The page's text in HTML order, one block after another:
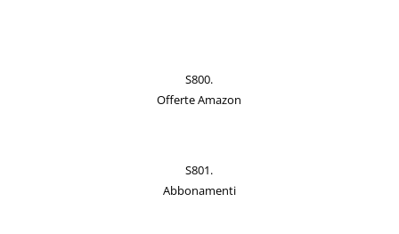
S800.
Offerte Amazon
S801.
Abbonamenti